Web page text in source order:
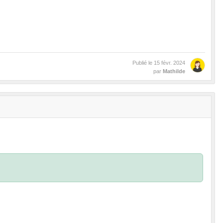
Publié le 15 févr. 2024
par Mathilde